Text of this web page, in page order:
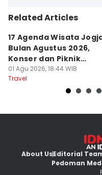
Related Articles
17 Agenda Wisata
Bulan Agustus 2026,
Konser dan Piknik
Literasi
01 Agu 2026, 18:44 WIB
Travel
About UsEditorial
Pedoman